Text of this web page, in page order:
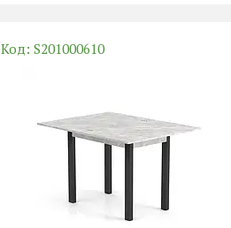
S201000610